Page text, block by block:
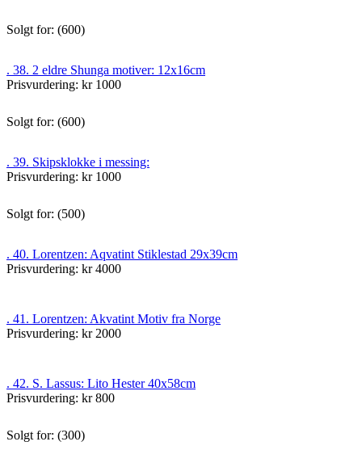
Solgt for: (600)
. 38. 2 eldre Shunga motiver: 12x16cm
Prisvurdering: kr 1000
Solgt for: (600)
. 39. Skipsklokke i messing:
Prisvurdering: kr 1000
Solgt for: (500)
. 40. Lorentzen: Aqvatint Stiklestad 29x39cm
Prisvurdering: kr 4000
. 41. Lorentzen: Akvatint Motiv fra Norge
Prisvurdering: kr 2000
. 42. S. Lassus: Lito Hester 40x58cm
Prisvurdering: kr 800
Solgt for: (300)